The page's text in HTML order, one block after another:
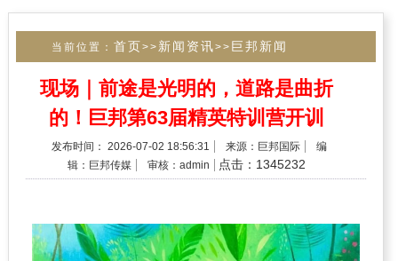
当前位置：首页>> 新闻资讯>> 巨邦新闻
现场｜前途是光明的，道路是曲折
的！巨邦第63届精英特训营开训
发布时间： 2026-07-02 18:56:31 来源：巨邦国际
编
辑：巨邦传媒
审核：admin 点击：1345232